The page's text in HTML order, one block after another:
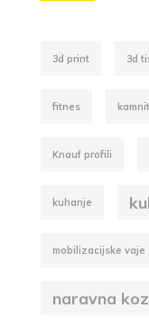
3d print 3d
fitnes
Knauf profili
kuhanje
mobilizacijske vaje
naravna